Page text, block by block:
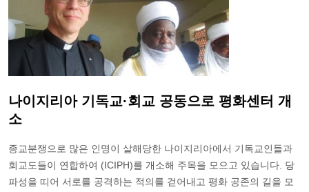
나이지리아 기독교·회교 공동으로 평화센터 개
소
종교분쟁으로 많은 인명이 살해당한 나이지리아에서 기독교인들과
회교도들이 연합하여 (ICIPH)를 개소해 주목을 모으고 있습니다. 당
파성을 띠어 서로를 공격하는 적의를 걷어내고 평화 공존의 길을 모